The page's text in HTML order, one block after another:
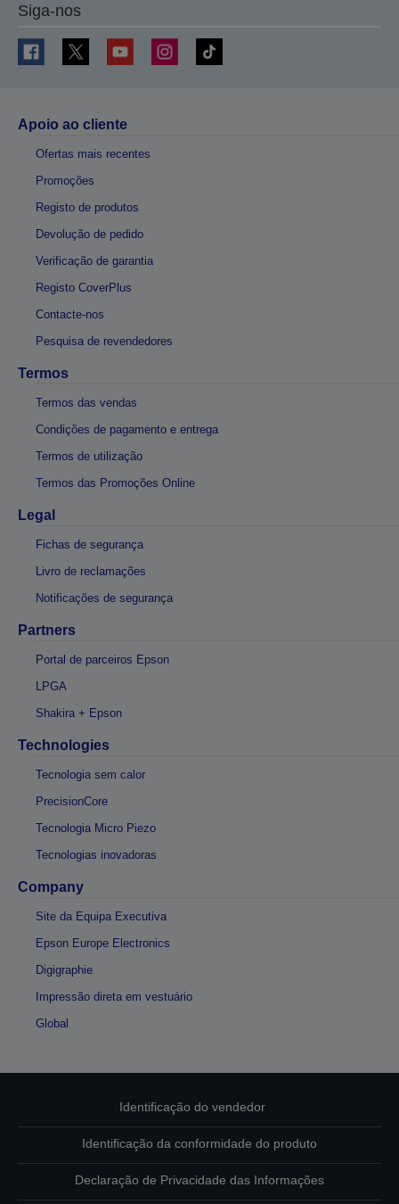
Siga-nos
Apoio ao cliente
Ofertas mais recentes
Promoções
Registo de produtos
Devolução de pedido
Verificação de garantia
Registo CoverPlus
Contacte-nos
Pesquisa de revendedores
Termos
Termos das vendas
Condições de pagamento e entrega
Termos de utilização
Termos das Promoções Online
Legal
Fichas de segurança
Livro de reclamações
Notificações de segurança
Partners
Portal de parceiros Epson
LPGA
Shakira + Epson
Technologies
Tecnologia sem calor
PrecisionCore
Tecnologia Micro Piezo
Tecnologias inovadoras
Company
Site da Equipa Executiva
Epson Europe Electronics
Digigraphie
Impressão direta em vestuário
Global
Identificação do vendedor
Identificação da conformidade do produto
Declaração de Privacidade das Informações